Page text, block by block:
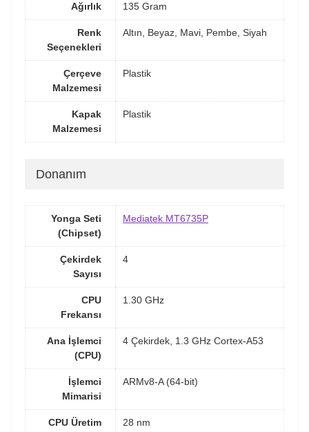
Ağırlık 135 Gram
Renk
Seçenekleri
Altın, Beyaz, Mavi, Pembe, Siyah
Çerçeve
Malzemesi
Plastik
Kapak
Malzemesi
Plastik
Donanım
Yonga Seti
(Chipset)
Mediatek MT6735P
Çekirdek
Sayısı
4
CPU
Frekansı
1.30 GHz
Ana İşlemci
(CPU)
4 Çekirdek, 1.3 GHz Cortex-A53
İşlemci
Mimarisi
ARMv8-A (64-bit)
CPU Üretim
28 nm